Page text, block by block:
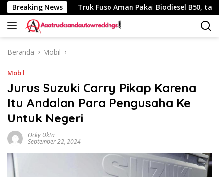
Langsung
ke
konten
Breaking News
Km Truk Fuso Aman Pakai Biodiesel B50, tapi Ada
Beranda Mobil
Mobil
Jurus Suzuki Carry Pikap Karena
Itu Andalan Para Pengusaha Ke
Untuk Negeri
Ocky Okta
September 22, 2024